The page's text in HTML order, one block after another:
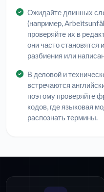
Ожидайте длинных
(например,
проверяйте их в
они часто становятся
разбиения или
В деловой и
встречаются
поэтому проверяйте
кодов, где языковая
распознать термины.